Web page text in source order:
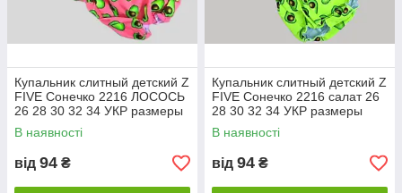
Купальник слитный детский Z
FIVE Сонечко 2216 ЛОСОСЬ
26 28 30 32 34 УКР размеры
В наявності
від 94 ₴
Купальник слитный детский Z
FIVE Сонечко 2216 салат 26
28 30 32 34 УКР размеры
В наявності
від 94 ₴